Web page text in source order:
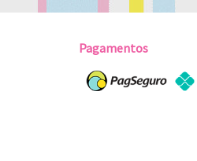
Pagamentos